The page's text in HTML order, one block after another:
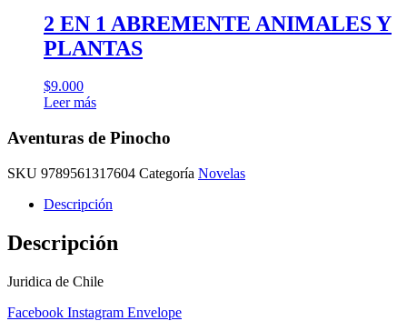
2 EN 1 ABREMENTE ANIMALES Y
PLANTAS
$9.000
Leer más
Aventuras de Pinocho
SKU 9789561317604 Categoría Novelas
Descripción
Descripción
Juridica de Chile
Facebook Instagram Envelope